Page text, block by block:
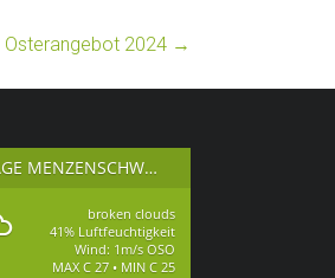
Osterangebot 2024 →
VORHERSAGE MENZENSCHWAND
broken clouds
41% Luftfeuchtigkeit
Wind: 1m/s OSO
MAX C 27 • MIN C 25